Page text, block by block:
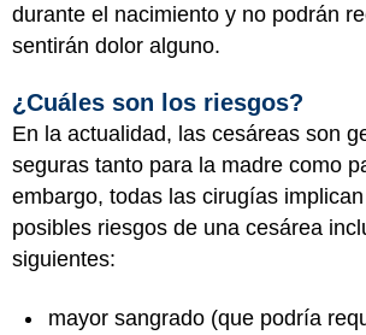
durante el nacimiento y no podrán
sentirán dolor alguno.
¿Cuáles son los riesgos?
En la actualidad, las cesáreas son
seguras tanto para la madre como
embargo, todas las cirugías
posibles riesgos de una cesárea
siguientes:
mayor sangrado (que podría